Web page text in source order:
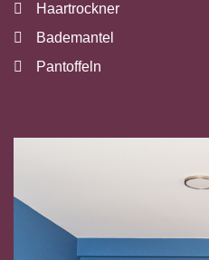
Haartrockner
Bademantel
Pantoffeln